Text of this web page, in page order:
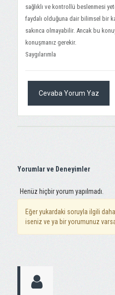
sağlıklı ve kontrollü beslenmesi
faydalı olduğuna dair bilimsel bir
sakınca olmayabilir. Ancak bu
konuşmanız gerekir.
Saygılarımla
Cevaba Yorum Yaz
Yorumlar ve Deneyimler
Henüz hiçbir yorum yapılmadı.
Eğer yukardaki soruyla ilgili
iseniz ve ya bir yorumunuz